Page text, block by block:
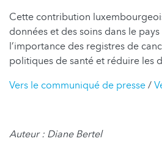
Cette contribution
données et des soins dans le
l’importance des registres de
politiques de santé et réduire les
Vers le communiqué de presse/
Auteur : Diane Bertel